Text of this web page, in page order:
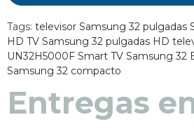
Tags: televisor Samsung 32 pulgadas
HD TV Samsung 32 pulgadas HD
UN32H5000F Smart TV Samsung 32
Samsung 32 compacto
Entregas